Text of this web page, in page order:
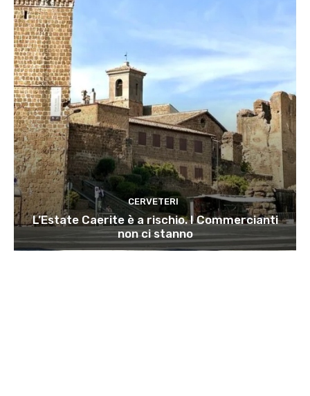
CERVETERI
L’Estate Caerite è a rischio. I Commercianti
non ci stanno